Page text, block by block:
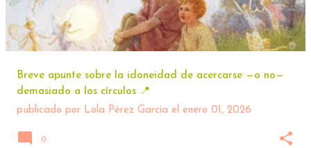
Breve apunte sobre la idoneidad de acercarse —o no—
demasiado a los círculos 📍
publicado por Lola Pérez García el enero 01, 2026
0